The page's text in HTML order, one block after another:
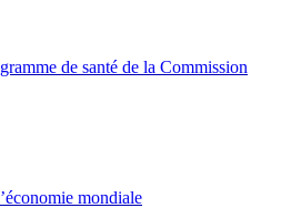
de santé de la Commission
mondiale